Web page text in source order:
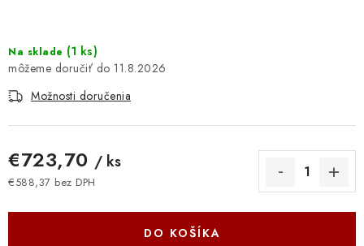
: TOP PRODUKTY
: NOVÉ PRODUKTY
Obchodné podmienky
Napíšte nám
Na sklade (1 ks)
11.8.2026
Možnosti doručenia
€723,70 / ks
€588,37 bez DPH
DO KOŠÍKA